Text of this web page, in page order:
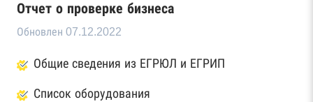
Отчет о проверке бизнеса
Обновлен 07.12.2022
Общие сведения из ЕГРЮЛ и ЕГРИП
Список оборудования